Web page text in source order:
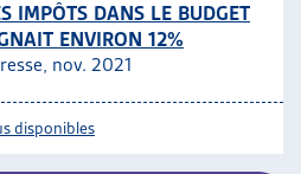
IMPÔTS DANS LE BUDGET
ENVIRON 12%
nov. 2021
disponibles